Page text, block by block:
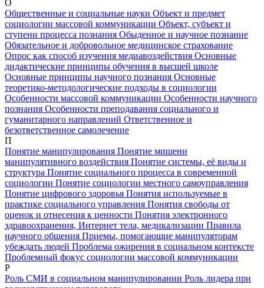
О
Общественные и социальные науки Объект и предмет
социологии массовой коммуникации Объект, субъект и
ступени процесса познания Обыденное и научное познание
Обязательное и добровольное медицинское страхование
Опрос как способ изучения медиавоздействия Основные
дидактические принципы обучения в высшей школе
Основные принципы научного познания Основные
теоретико-методологические подходы в социологии
Особенности массовой коммуникации Особенности научного
познания Особенности преподавания социального и
гуманитарного направлений Ответственное и
безответственное самолечение
П
Понятие манипулирования Понятие мишени
манипулятивного воздействия Понятие системы, её виды и
структура Понятие социального процесса в современной
социологии Понятие социологии местного самоуправления
Понятие цифрового здоровья Понятия используемые в
практике социального управления Понятия свободы от
оценок и отнесения к ценности Понятия электронного
здравоохранения, Интернет тела, медикализации Правила
научного общения Приемы, помогающие манипуляторам
убеждать людей Проблема ожирения в социальном контексте
Проблемный фокус социологии массовой коммуникации
Р
Роль СМИ в социальном манипулировании Роль лидера при